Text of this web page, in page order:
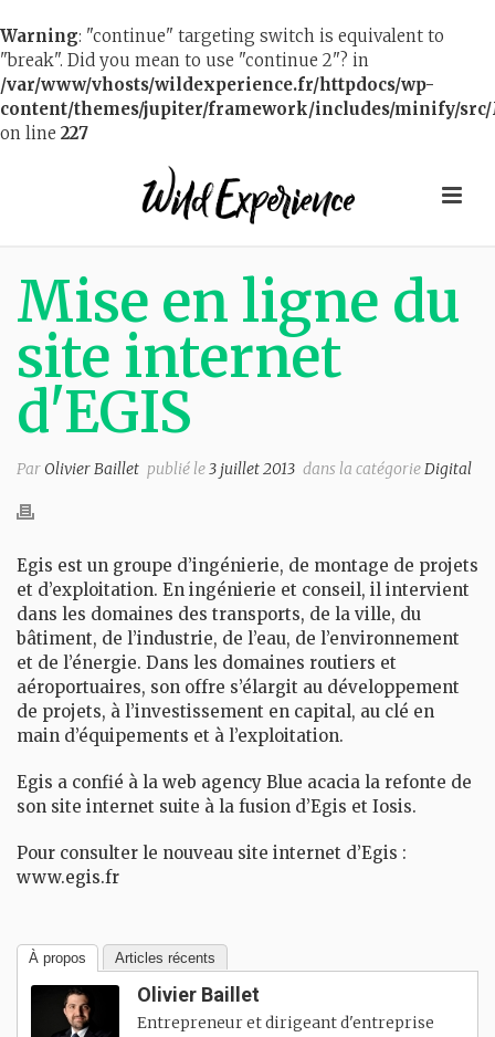
Warning: "continue" targeting switch is equivalent to
"break". Did you mean to use "continue 2"? in
/var/www/vhosts/wildexperience.fr/httpdocs/wp-
content/themes/jupiter/framework/includes/minify/
on line 227
Mise en ligne du
site internet
d'EGIS
Par Olivier Baillet publié le3 juillet 2013 dans la catégorieDigital
Egis est un groupe d’ingénierie, de montage de projets
et d’exploitation. En ingénierie et conseil, il intervient
dans les domaines des transports, de la ville, du
bâtiment, de l’industrie, de l’eau, de l’environnement
et de l’énergie. Dans les domaines routiers et
aéroportuaires, son offre s’élargit au développement
de projets, à l’investissement en capital, au clé en
main d’équipements et à l’exploitation.
Egis a confié à la web agency Blue acacia la refonte de
son site internet suite à la fusion d’Egis et Iosis.
Pour consulter le nouveau site internet d’Egis :
www.egis.fr
À propos Articles récents
Olivier Baillet
Entrepreneur et dirigeant d'entreprise